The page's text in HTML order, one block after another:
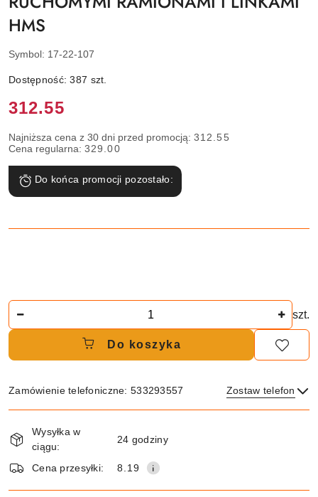
HMS
Symbol: 17-22-107
Dostępność:387 szt.
Cena:
312.55
Najniższa cena z 30 dni przed promocją: 312.55
Cena regularna: 329.00
Do końca promocji pozostało:
szt.
Do koszyka
Zamówienie telefoniczne: 533293557 Zostaw telefon
i
dostawa
Wysyłka w
ciągu:
24 godziny
Cena przesyłki: 8.19